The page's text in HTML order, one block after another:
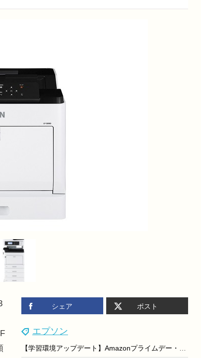
シェア ポスト
エプソン
【学習環境アップデート】Amazonプライムデー・編集部が選ぶマストバイアイテム